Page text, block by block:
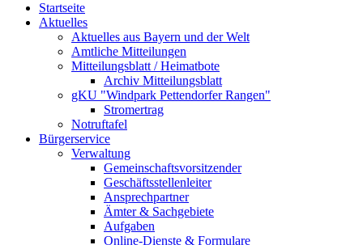
Startseite
Aktuelles
Aktuelles aus Bayern und der Welt
Amtliche Mitteilungen
Mitteilungsblatt / Heimatbote
Archiv Mitteilungsblatt
gKU "Windpark Pettendorfer Rangen"
Stromertrag
Notruftafel
Bürgerservice
Verwaltung
Gemeinschaftsvorsitzender
Geschäftsstellenleiter
Ansprechpartner
Ämter & Sachgebiete
Aufgaben
Online-Dienste & Formulare